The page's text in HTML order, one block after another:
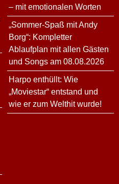
– mit emotionalen Worten
„Sommer-Spaß mit Andy
Borg“: Kompletter
Ablaufplan mit allen Gästen
und Songs am 08.08.2026
Harpo enthüllt: Wie
„Moviestar“ entstand und
wie er zum Welthit wurde!